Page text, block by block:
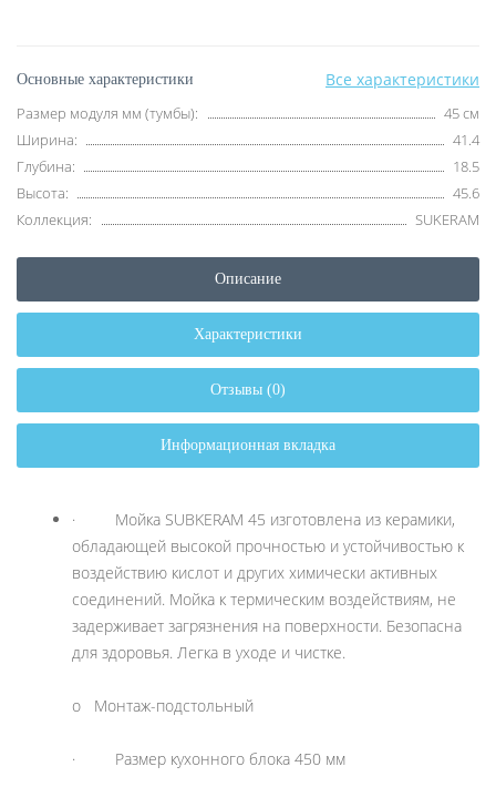
Основные характеристики Все характеристики
Размер модуля мм (тумбы):
45 см
Ширина:
41.4
Глубина:
18.5
Высота:
45.6
Коллекция:
SUKERAM
Описание
Характеристики
Отзывы (0)
Информационная вкладка
· Мойка SUBKERAM 45 изготовлена из керамики,
обладающей высокой прочностью и устойчивостью к
воздействию кислот и других химически активных
соединений. Мойка к термическим воздействиям, не
задерживает загрязнения на поверхности. Безопасна
для здоровья. Легка в уходе и чистке.
o Монтаж-подстольный
· Размер кухонного блока 450 мм